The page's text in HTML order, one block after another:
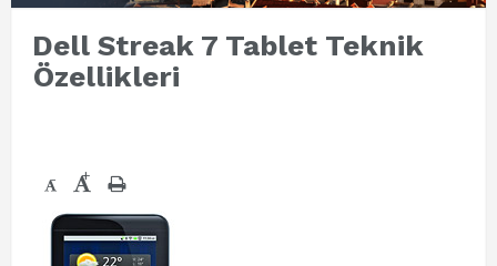
Dell Streak 7 Tablet Teknik
Özellikleri
- +